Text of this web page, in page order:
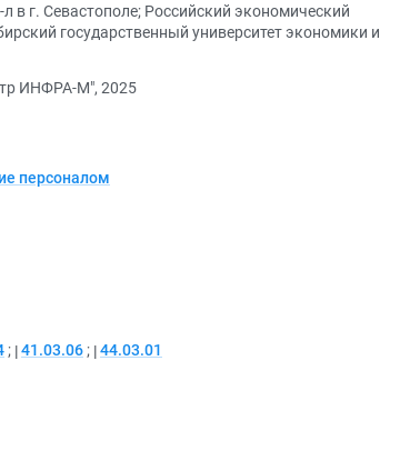
в г. Севастополе; Российский экономический
государственный университет экономики и
ИНФРА-М", 2025
персоналом
; 41.03.06 ; 44.03.01